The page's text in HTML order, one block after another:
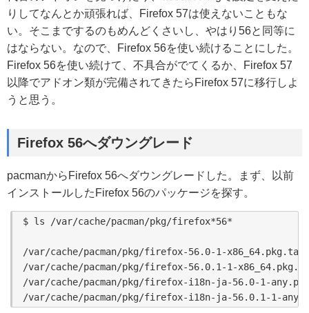
りしてなんとか頑張れば、Firefox 57は使えないこともな
い。そこまでするのもめんどくさいし、やはり56と同等に
はならない。なので、Firefox 56を使い続けることにした。
Firefox 56を使い続けて、不具合がでてくるか、Firefox 57
以降でアドオン類が完備されてきたらFirefox 57に移行しよ
うと思う。
Firefox 56へダウングレード
pacmanからFirefox 56へダウングレードした。まず、以前
インストールしたFirefox 56のパッケージを探す。
$ ls /var/cache/pacman/pkg/firefox*56*
/var/cache/pacman/pkg/firefox-56.0-1-
/var/cache/pacman/pkg/firefox-56.0.1-1-
/var/cache/pacman/pkg/firefox-i18n-ja-56.0-1-
/var/cache/pacman/pkg/firefox-i18n-ja-56.0.1-1-